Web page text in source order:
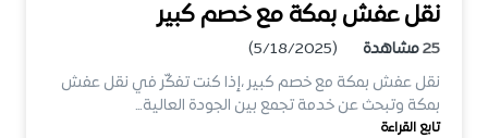
نقل عفش بمكة مع خصم كبير
25مشاهدة
(5/18/2025)
نقل عفش بمكة مع خصم كبير ،إذا كنت تفكّر في نقل عفش
بمكة وتبحث عن خدمة تجمع بين الجودة العالية…
تابع القراءة